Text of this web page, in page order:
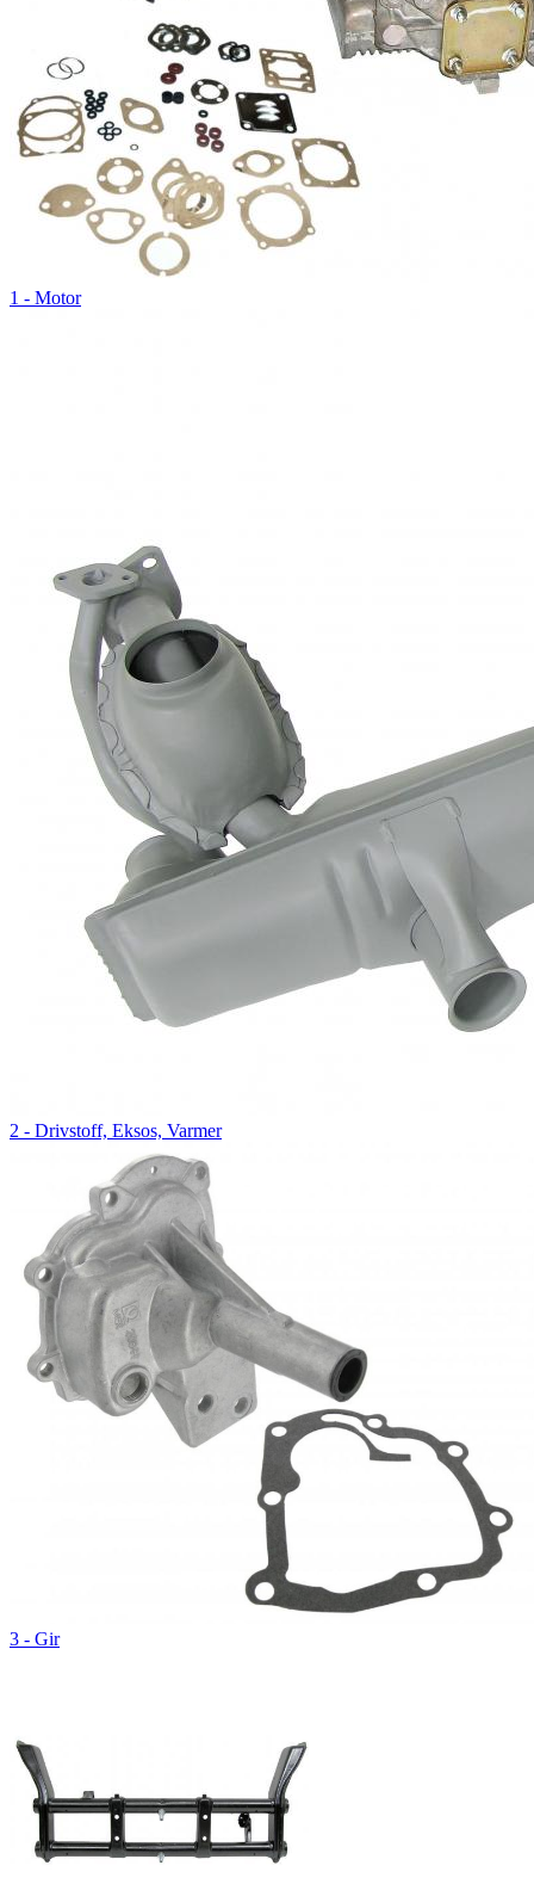
1 - Motor
2 - Drivstoff, Eksos, Varmer
3 - Gir